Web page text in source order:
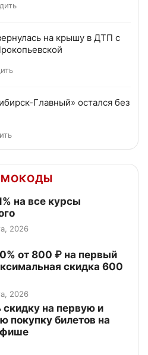
на крышу в ДТП с
Главный» остался без
на все курсы
2026
от 800 ₽ на первый
скидка 600
2026
скидку на первую и
покупку билетов на